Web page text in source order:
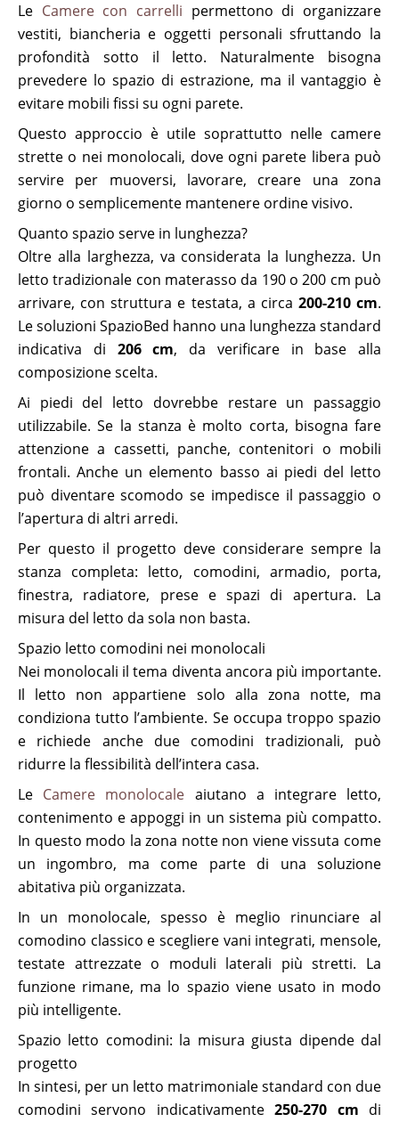
Le Camere con carrelli permettono di organizzare
vestiti, biancheria e oggetti personali sfruttando la
profondità sotto il letto. Naturalmente bisogna
prevedere lo spazio di estrazione, ma il vantaggio è
evitare mobili fissi su ogni parete.
Questo approccio è utile soprattutto nelle camere
strette o nei monolocali, dove ogni parete libera può
servire per muoversi, lavorare, creare una zona
giorno o semplicemente mantenere ordine visivo.
Quanto spazio serve in lunghezza?
Oltre alla larghezza, va considerata la lunghezza. Un
letto tradizionale con materasso da 190 o 200 cm può
arrivare, con struttura e testata, a circa 200-210 cm.
Le soluzioni SpazioBed hanno una lunghezza standard
indicativa di 206 cm, da verificare in base alla
composizione scelta.
Ai piedi del letto dovrebbe restare un passaggio
utilizzabile. Se la stanza è molto corta, bisogna fare
attenzione a cassetti, panche, contenitori o mobili
frontali. Anche un elemento basso ai piedi del letto
può diventare scomodo se impedisce il passaggio o
l’apertura di altri arredi.
Per questo il progetto deve considerare sempre la
stanza completa: letto, comodini, armadio, porta,
finestra, radiatore, prese e spazi di apertura. La
misura del letto da sola non basta.
Spazio letto comodini nei monolocali
Nei monolocali il tema diventa ancora più importante.
Il letto non appartiene solo alla zona notte, ma
condiziona tutto l’ambiente. Se occupa troppo spazio
e richiede anche due comodini tradizionali, può
ridurre la flessibilità dell’intera casa.
Le Camere monolocale aiutano a integrare letto,
contenimento e appoggi in un sistema più compatto.
In questo modo la zona notte non viene vissuta come
un ingombro, ma come parte di una soluzione
abitativa più organizzata.
In un monolocale, spesso è meglio rinunciare al
comodino classico e scegliere vani integrati, mensole,
testate attrezzate o moduli laterali più stretti. La
funzione rimane, ma lo spazio viene usato in modo
più intelligente.
Spazio letto comodini: la misura giusta dipende dal
progetto
In sintesi, per un letto matrimoniale standard con due
comodini servono indicativamente250-270 cm di